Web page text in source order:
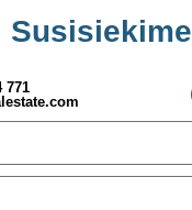
Susisiekime
771